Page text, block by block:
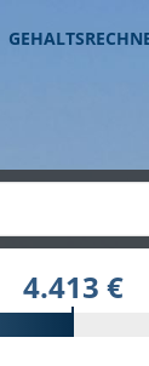
4.413 €